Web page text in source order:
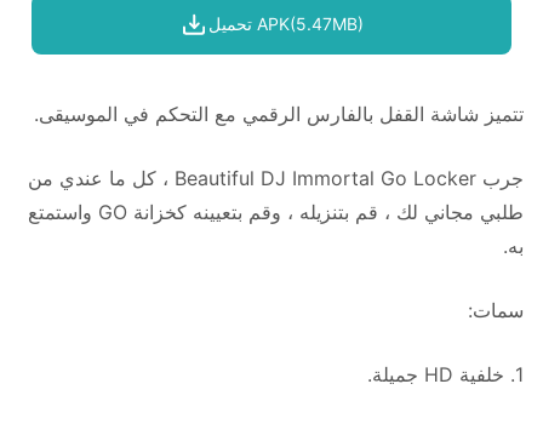
تحميل APK(5.47MB)
تتميز شاشة القفل بالفارس الرقمي مع التحكم في الموسيقى.
جرب Beautiful DJ Immortal Go Locker ، كل ما عندي من
طلبي مجاني لك ، قم بتنزيله ، وقم بتعيينه كخزانة GO واستمتع
به.
سمات:
1. خلفية HD جميلة.